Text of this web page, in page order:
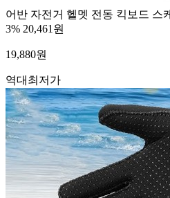
어반 자전거 헬멧 전동 킥보드 스
3% 20,461원
19,880원
역대최저가